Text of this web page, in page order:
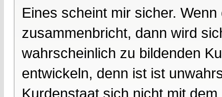
Eines scheint mir sicher.
zusammenbricht, dann wird
wahrscheinlich zu bildenden
entwickeln, denn ist ist
Kurdenstaat sich nicht mit